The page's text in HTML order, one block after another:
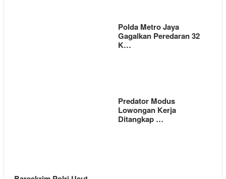
Polda Metro Jaya
Gagalkan Peredaran 32
K…
Predator Modus
Lowongan Kerja
Ditangkap …